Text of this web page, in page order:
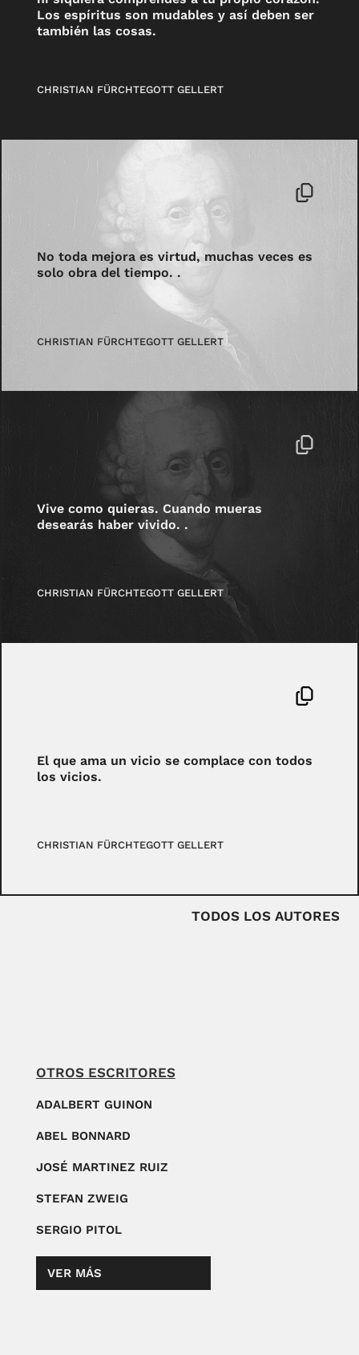
Los espíritus son mudables y así deben ser
también las cosas.
CHRISTIAN FÜRCHTEGOTT GELLERT
No toda mejora es virtud, muchas veces es
solo obra del tiempo. .
CHRISTIAN FÜRCHTEGOTT GELLERT
Vive como quieras. Cuando mueras
desearás haber vivido. .
CHRISTIAN FÜRCHTEGOTT GELLERT
El que ama un vicio se complace con todos
los vicios.
CHRISTIAN FÜRCHTEGOTT GELLERT
TODOS LOS AUTORES
OTROS ESCRITORES
ADALBERT GUINON
ABEL BONNARD
JOSÉ MARTINEZ RUIZ
STEFAN ZWEIG
SERGIO PITOL
VER MÁS